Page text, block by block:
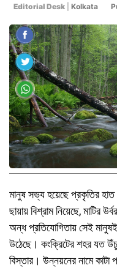
Editorial Desk Kolkata
মানুষ সভ্য হয়েছে প্রকৃতির হাত
ছায়ায় বিশ্রাম নিয়েছে, মাটির
অন্ধ প্রতিযোগিতায় সেই
উঠেছে। কংক্রিটের শহর যত
বিস্তার। উন্নয়নের নামে কাটা